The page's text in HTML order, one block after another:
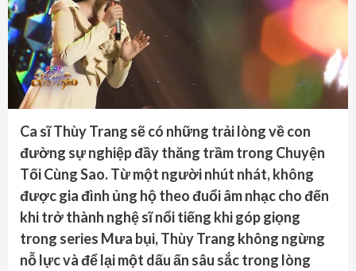
Ca sĩ Thùy Trang sẽ có những trải lòng về con
đường sự nghiệp đầy thăng trầm trong Chuyện
Tối Cùng Sao. Từ một người nhút nhát, không
được gia đình ủng hộ theo đuổi âm nhạc cho đến
khi trở thành nghệ sĩ nổi tiếng khi góp giọng
trong series Mưa bụi, Thùy Trang không ngừng
nỗ lực và để lại một dấu ấn sâu sắc trong lòng